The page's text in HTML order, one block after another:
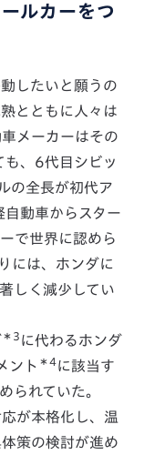
ルカーをつ
したいと願うの
とともに人々は
メーカーはその
も、6代目シビッ
の全長が初代ア
自動車からスター
で世界に認めら
には、ホンダに
しく減少してい
＊3 に代わるホンダ
ント ＊4に該当す
られていた。
が本格化し、温
策の検討が進め